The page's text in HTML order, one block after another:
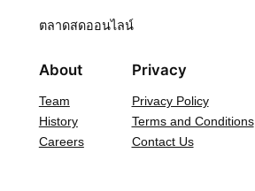
ตลาดสดออนไลน์
About
Team
History
Careers
Privacy
Privacy Policy
Terms and Conditions
Contact Us